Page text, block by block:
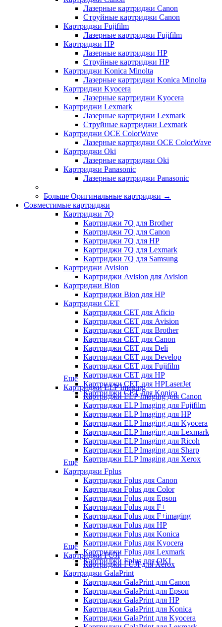
Лазерные картриджи Canon
Струйные картриджи Canon
Картриджи Fujifilm
Лазерные картриджи Fujifilm
Картриджи HP
Лазерные картриджи HP
Струйные картриджи HP
Картриджи Konica Minolta
Лазерные картриджи Konica Minolta
Картриджи Kyocera
Лазерные картриджи Kyocera
Картриджи Lexmark
Лазерные картриджи Lexmark
Струйные картриджи Lexmark
Картриджи OCE ColorWave
Лазерные картриджи OCE ColorWave
Картриджи Oki
Лазерные картриджи Oki
Картриджи Panasonic
Лазерные картриджи Panasonic
Больше Оригинальные картриджи →
Совместимые картриджи
Картриджи 7Q
Картриджи 7Q для Brother
Картриджи 7Q для Canon
Картриджи 7Q для HP
Картриджи 7Q для Lexmark
Картриджи 7Q для Samsung
Картриджи Avision
Картриджи Avision для Avision
Картриджи Bion
Картриджи Bion для HP
Картриджи CET
Картриджи CET для Aficio
Картриджи CET для Avision
Картриджи CET для Brother
Картриджи CET для Canon
Картриджи CET для Deli
Картриджи CET для Develop
Картриджи CET для Fujifilm
Картриджи CET для HP
Картриджи CET для HPLaserJet
Картриджи CET для Konica
Еще
Картриджи ELP Imaging
Картриджи ELP Imaging для Canon
Картриджи ELP Imaging для Fujifilm
Картриджи ELP Imaging для HP
Картриджи ELP Imaging для Kyocera
Картриджи ELP Imaging для Lexmark
Картриджи ELP Imaging для Ricoh
Картриджи ELP Imaging для Sharp
Картриджи ELP Imaging для Xerox
Еще
Картриджи Fplus
Картриджи Fplus для Canon
Картриджи Fplus для Color
Картриджи Fplus для Epson
Картриджи Fplus для F+
Картриджи Fplus для F+imaging
Картриджи Fplus для HP
Картриджи Fplus для Konica
Картриджи Fplus для Kyocera
Картриджи Fplus для Lexmark
Картриджи Fplus для OKI
Еще
Картриджи FUJI
Картриджи FUJI для Xerox
Картриджи GalaPrint
Картриджи GalaPrint для Canon
Картриджи GalaPrint для Epson
Картриджи GalaPrint для HP
Картриджи GalaPrint для Konica
Картриджи GalaPrint для Kyocera